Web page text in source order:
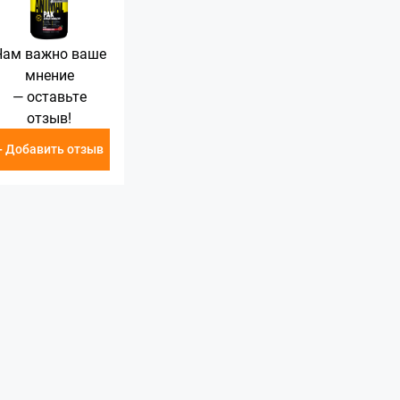
важно ваше
мнение
— оставьте
отзыв!
Добавить отзыв